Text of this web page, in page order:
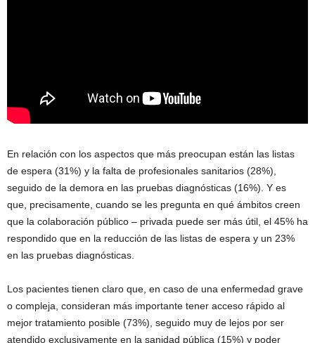
En relación con los aspectos que más preocupan están las listas
de espera (31%) y la falta de profesionales sanitarios (28%),
seguido de la demora en las pruebas diagnósticas (16%). Y es
que, precisamente, cuando se les pregunta en qué ámbitos creen
que la colaboración público – privada puede ser más útil, el 45% ha
respondido que en la reducción de las listas de espera y un 23%
en las pruebas diagnósticas.
Los pacientes tienen claro que, en caso de una enfermedad grave
o compleja, consideran más importante tener acceso rápido al
mejor tratamiento posible (73%), seguido muy de lejos por ser
atendido exclusivamente en la sanidad pública (15%) y poder